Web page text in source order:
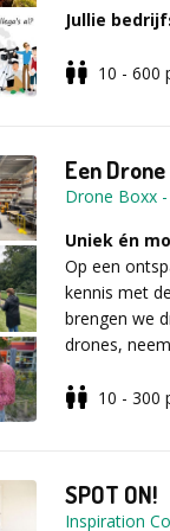
Jullie
Samen met
organisatie
Je leert
manier
Binnen de
bijvoorbeeld
cameraman/
figuranten.
wat wils.
die helpt om
er vele
& hilarische
10 - 600
Een
Drone Boxx -
Uniek én
Op een
kennis met
brengen we
drones,
Ervaar het
10 - 300
SPOT ON!
Inspiration